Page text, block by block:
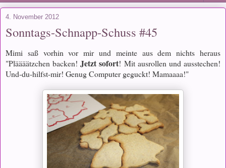
4. November 2012
Sonntags-Schnapp-Schuss #45
Mimi saß vorhin vor mir und meinte aus dem nichts heraus
"Pläääätzchen backen!Jetzt sofort! Mit ausrollen und ausstechen!
Und-du-hilfst-mir! Genug Computer geguckt! Mamaaaa!"